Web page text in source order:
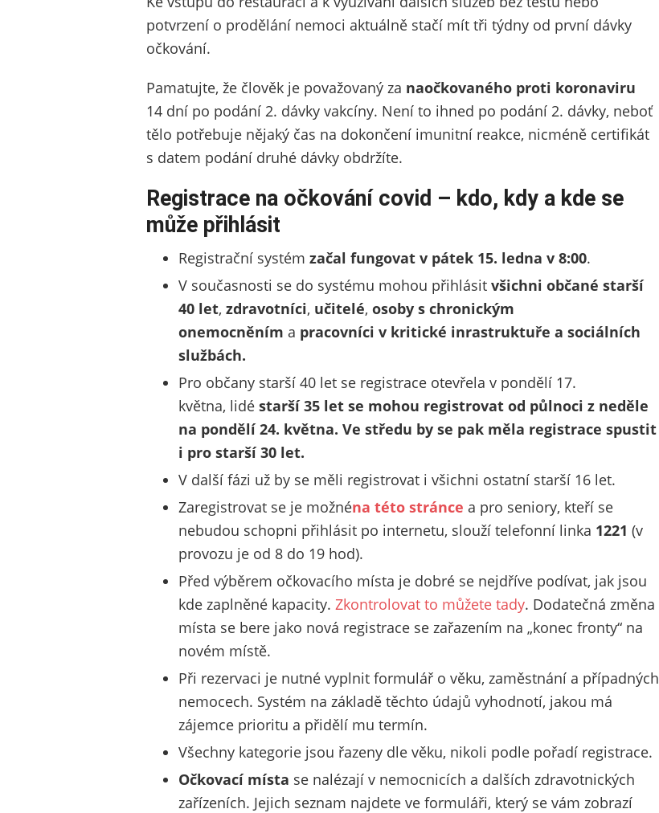
potvrzení o prodělání nemoci aktuálně stačí mít tři týdny od první dávky
očkování.
Pamatujte, že člověk je považovaný za naočkovaného proti koronaviru
14 dní po podání 2. dávky vakcíny. Není to ihned po podání 2. dávky, neboť
tělo potřebuje nějaký čas na dokončení imunitní reakce, nicméně certifikát
s datem podání druhé dávky obdržíte.
Registrace na očkování covid – kdo, kdy a kde se
může přihlásit
Registrační systém začal fungovat v pátek 15. ledna v 8:00.
V současnosti se do systému mohou přihlásit všichni občané starší
40 let, zdravotníci, učitelé, osoby s chronickým
onemocněním a pracovníci v kritické inrastruktuře a sociálních
službách.
Pro občany starší 40 let se registrace otevřela v pondělí 17.
května, lidé starší 35 let se mohou registrovat od půlnoci z neděle
na pondělí 24. května. Ve středu by se pak měla registrace spustit
i pro starší 30 let.
V další fázi už by se měli registrovat i všichni ostatní starší 16 let.
Zaregistrovat se je možnéna této stránce a pro seniory, kteří se
nebudou schopni přihlásit po internetu, slouží telefonní linka 1221 (v
provozu je od 8 do 19 hod).
Před výběrem očkovacího místa je dobré se nejdříve podívat, jak jsou
kde zaplněné kapacity. Zkontrolovat to můžete tady. Dodatečná změna
místa se bere jako nová registrace se zařazením na „konec fronty“ na
novém místě.
Při rezervaci je nutné vyplnit formulář o věku, zaměstnání a případných
nemocech. Systém na základě těchto údajů vyhodnotí, jakou má
zájemce prioritu a přidělí mu termín.
Všechny kategorie jsou řazeny dle věku, nikoli podle pořadí registrace.
Očkovací místa se nalézají v nemocnicích a dalších zdravotnických
zařízeních. Jejich seznam najdete ve formuláři, který se vám zobrazí